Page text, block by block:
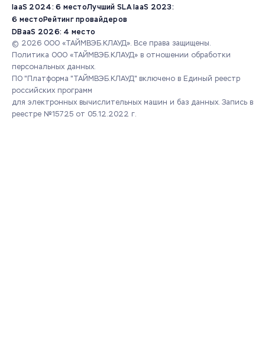
IaaS 2024: 6 местоЛучший SLA IaaS 2023:
6 местоРейтинг провайдеров
DBaaS 2026: 4 место
© 2026 ООО «ТАЙМВЭБ.КЛАУД». Все права защищены.
Политика ООО «ТАЙМВЭБ.КЛАУД» в отношении обработки
персональных данных.
ПО "Платформа "ТАЙМВЭБ.КЛАУД" включено в Единый реестр
российских программ
для электронных вычислительных машин и баз данных. Запись в
реестре №15725 от 05.12.2022 г.